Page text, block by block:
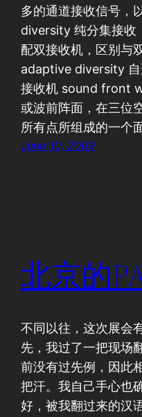
多的通道接收信号，
diversity 纯分集接收
配双接收机，区别与
adaptive diversity 自
接收机 sound front
或波前阵面，在三位
所有点所组成的一个
June 10, 2009
北京的
不同以往，这次展会
先，我过了一把现场
前没有过先例，因此
把汗。我自己手心也
好，被我翻过来的汉